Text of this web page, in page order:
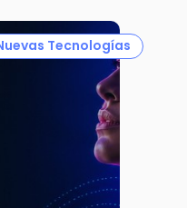
Tecnologías